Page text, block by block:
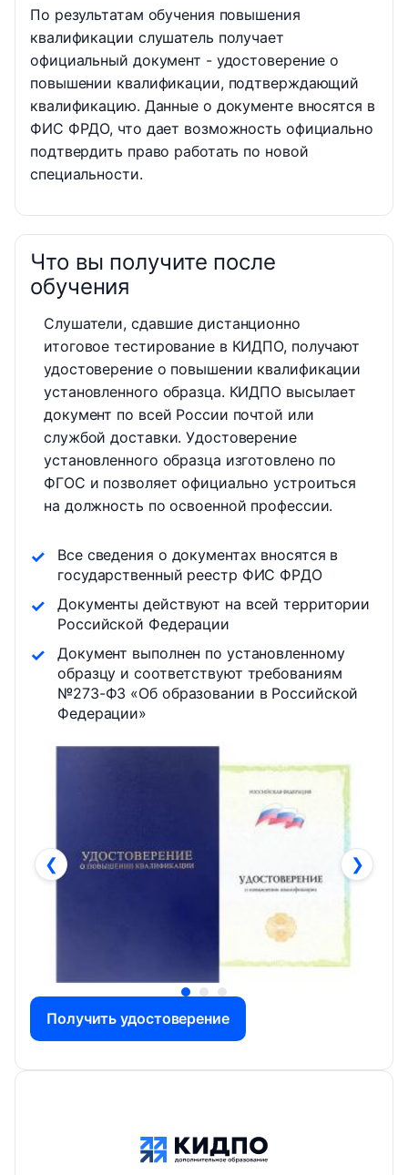
По результатам обучения повышения
квалификации слушатель получает
официальный документ - удостоверение о
повышении квалификации, подтверждающий
квалификацию. Данные о документе вносятся в
ФИС ФРДО, что дает возможность официально
подтвердить право работать по новой
специальности.
Что вы получите после
обучения
Слушатели, сдавшие дистанционно
итоговое тестирование в КИДПО, получают
удостоверение о повышении квалификации
установленного образца. КИДПО высылает
документ по всей России почтой или
службой доставки. Удостоверение
установленного образца изготовлено по
ФГОС и позволяет официально устроиться
на должность по освоенной профессии.
Все сведения о документах вносятся в
государственный реестр ФИС ФРДО
Документы действуют на всей территории
Российской Федерации
Документ выполнен по установленному
образцу и соответствуют требованиям
№273-ФЗ «Об образовании в Российской
Федерации»
❮ ❯
Получить удостоверение